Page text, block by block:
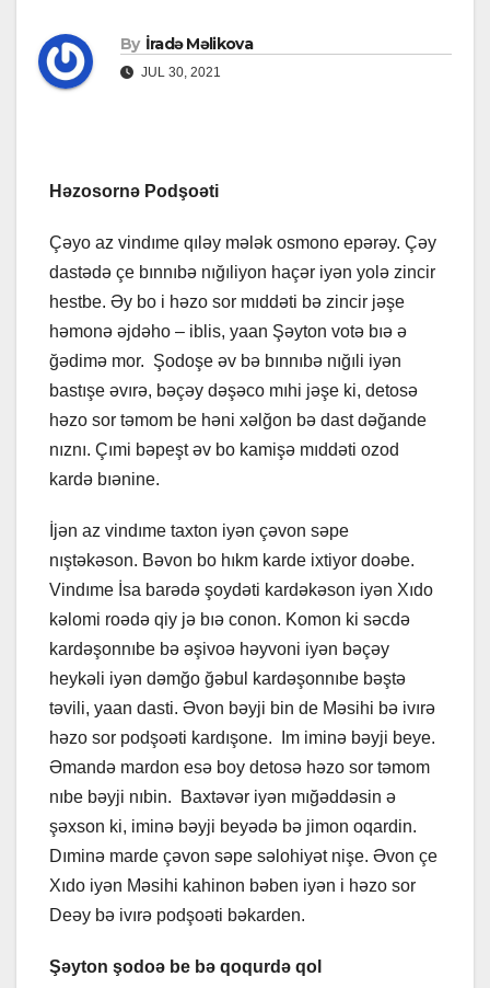
By İradə Məlikova
JUL 30, 2021
Həzosornə Podşoəti
Çəyo az vindıme qıləy mələk osmono epərəy. Çəy
dastədə çe bınnıbə nığıliyon haçər iyən yolə zincir
hestbe. Əy bo i həzo sor mıddəti bə zincir jəşe
həmonə əjdəho – iblis, yaan Şəyton votə bıə ə
ğədimə mor. Şodoşe əv bə bınnıbə nığıli iyən
bastışe əvırə, bəçəy dəşəco mıhi jəşe ki, detosə
həzo sor təmom be həni xəlğon bə dast dəğande
nıznı. Çımi bəpeşt əv bo kamişə mıddəti ozod
kardə bıənine.
İjən az vindıme taxton iyən çəvon səpe
nıştəkəson. Bəvon bo hıkm karde ixtiyor doəbe.
Vindıme İsa barədə şoydəti kardəkəson iyən Xıdo
kəlomi roədə qiy jə bıə conon. Komon ki səcdə
kardəşonnıbe bə əşivoə həyvoni iyən bəçəy
heykəli iyən dəmğo ğəbul kardəşonnıbe bəştə
təvili, yaan dasti. Əvon bəyji bin de Məsihi bə ivırə
həzo sor podşoəti kardışone. Im iminə bəyji beye.
Əmandə mardon esə boy detosə həzo sor təmom
nıbe bəyji nıbin. Baxtəvər iyən mığəddəsin ə
şəxson ki, iminə bəyji beyədə bə jimon oqardin.
Dıminə marde çəvon səpe səlohiyət nişe. Əvon çe
Xıdo iyən Məsihi kahinon bəben iyən i həzo sor
Deəy bə ivırə podşoəti bəkarden.
Şəyton şodoə be bə qoqurdə qol